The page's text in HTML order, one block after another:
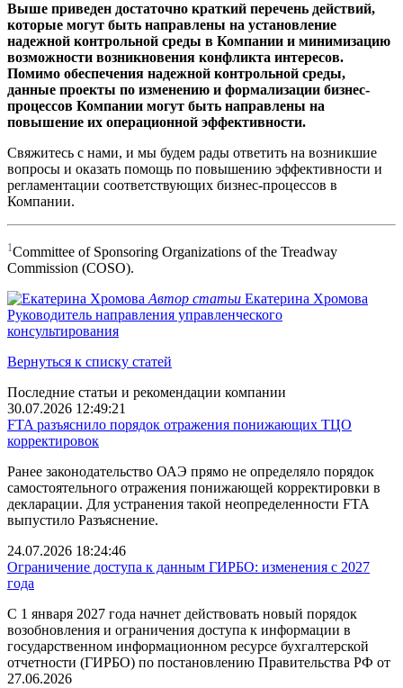
Выше приведен достаточно краткий перечень действий,
которые могут быть направлены на установление
надежной контрольной среды в Компании и минимизацию
возможности возникновения конфликта интересов.
Помимо обеспечения надежной контрольной среды,
данные проекты по изменению и формализации бизнес-
процессов Компании могут быть направлены на
повышение их операционной эффективности.
Свяжитесь с нами, и мы будем рады ответить на возникшие
вопросы и оказать помощь по повышению эффективности и
регламентации соответствующих бизнес-процессов в
Компании.
1Committee of Sponsoring Organizations of the Treadway
Commission (COSO).
Автор статьи Екатерина Хромова
Руководитель направления управленческого
консультирования
Вернуться к списку статей
Последние cтатьи и рекомендации компании
30.07.2026 12:49:21
FTA разъяснило порядок отражения понижающих ТЦО
корректировок
Ранее законодательство ОАЭ прямо не определяло порядок
самостоятельного отражения понижающей корректировки в
декларации. Для устранения такой неопределенности FTA
выпустило Разъяснение.
24.07.2026 18:24:46
Ограничение доступа к данным ГИРБО: изменения с 2027
года
С 1 января 2027 года начнет действовать новый порядок
возобновления и ограничения доступа к информации в
государственном информационном ресурсе бухгалтерской
отчетности (ГИРБО) по постановлению Правительства РФ от
27.06.2026